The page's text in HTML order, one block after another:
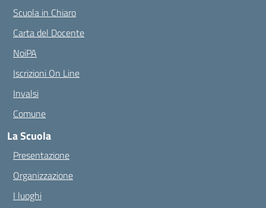
Scuola in Chiaro
Carta del Docente
NoiPA
Iscrizioni On Line
Invalsi
Comune
La Scuola
Presentazione
Organizzazione
I luoghi